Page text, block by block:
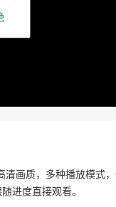
画质，多种播放模式，
进度直接观看。